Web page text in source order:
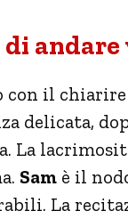
andare
con il
delicata,
La
Sam è il
La